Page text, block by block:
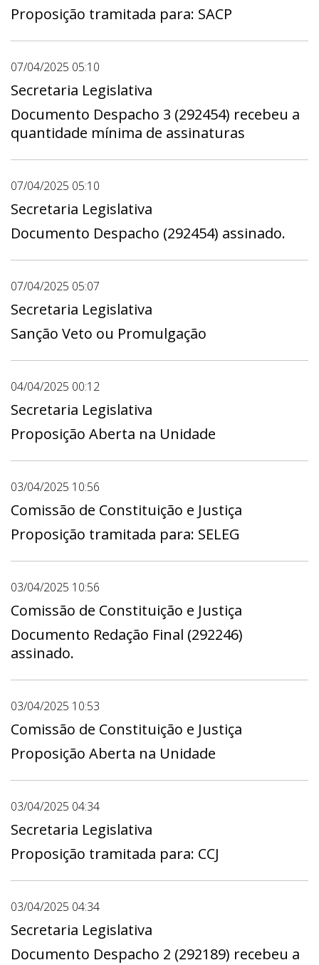
Proposição tramitada para: SACP
07/04/2025 05:10
Secretaria Legislativa
Documento Despacho 3 (292454) recebeu a
quantidade mínima de assinaturas
07/04/2025 05:10
Secretaria Legislativa
Documento Despacho (292454) assinado.
07/04/2025 05:07
Secretaria Legislativa
Sanção Veto ou Promulgação
04/04/2025 00:12
Secretaria Legislativa
Proposição Aberta na Unidade
03/04/2025 10:56
Comissão de Constituição e Justiça
Proposição tramitada para: SELEG
03/04/2025 10:56
Comissão de Constituição e Justiça
Documento Redação Final (292246)
assinado.
03/04/2025 10:53
Comissão de Constituição e Justiça
Proposição Aberta na Unidade
03/04/2025 04:34
Secretaria Legislativa
Proposição tramitada para: CCJ
03/04/2025 04:34
Secretaria Legislativa
Documento Despacho 2 (292189) recebeu a